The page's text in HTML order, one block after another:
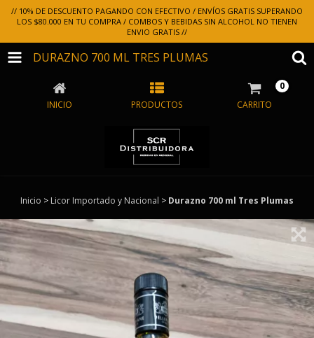
// 10% DE DESCUENTO PAGANDO CON EFECTIVO / ENVÍOS GRATIS SUPERANDO
LOS $80.000 EN TU COMPRA / COMBOS Y BEBIDAS SIN ALCOHOL NO TIENEN
ENVIO GRATIS //
DURAZNO 700 ML TRES PLUMAS
INICIO PRODUCTOS CARRITO
0
Inicio > Licor Importado y Nacional > Durazno 700 ml Tres Plumas